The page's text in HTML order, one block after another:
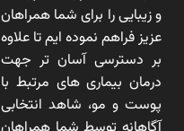
و زیبایی را برای شما همراهان
عزیز فراهم نموده ایم تا علاوه
بر دسترسی آسان تر جهت
درمان بیماری های مرتبط با
پوست و مو، شاهد انتخابی